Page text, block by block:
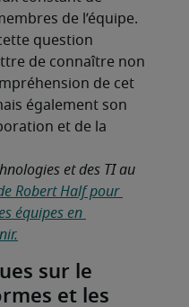
de l’équipe.
question
de connaître non
de cet
également son
et de la
et des TI au
Robert Half pour
équipes en
sur le
et les